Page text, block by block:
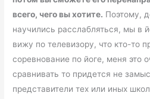
всего, чего вы хотите. Поэтому,
научились расслабляться, мы в
вижу по телевизору, что кто-то
соревнование по йоге, меня это
сравнивать то придется не
представители тех или иных